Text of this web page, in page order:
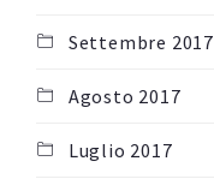
Settembre 2017
Agosto 2017
Luglio 2017